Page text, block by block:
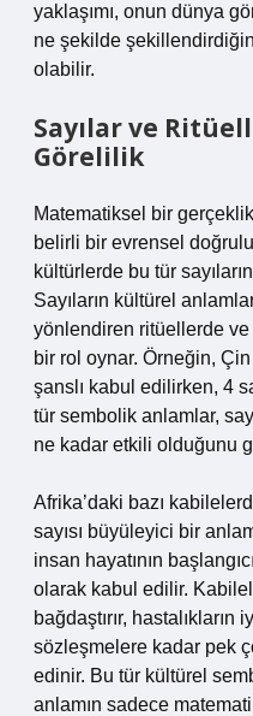
yaklaşımı, onun dünya
ne şekilde
olabilir.
Sayılar ve
Görelilik
Matematiksel bir
belirli bir evrensel
kültürlerde bu tür
Sayıların kültürel
yönlendiren ritüellerde ve
bir rol oynar. Örneğin,
şanslı kabul edilirken, 4
tür sembolik anlamlar,
ne kadar etkili olduğunu
Afrika’daki bazı
sayısı büyüleyici bir
insan hayatının
olarak kabul edilir.
bağdaştırır,
sözleşmelere kadar pek
edinir. Bu tür kültürel
anlamın sadece